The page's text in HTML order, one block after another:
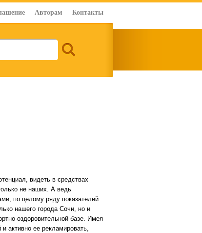
Авторам Контакты
видеть в средствах
не наших. А ведь
по целому ряду показателей
нашего города Сочи, но и
оздоровительной базе. Имея
активно ее рекламировать,